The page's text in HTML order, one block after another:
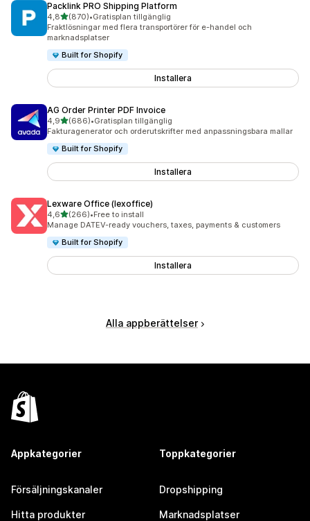
Packlink PRO Shipping Platform
4,8av 5 stjärnor
(870)
870 recensioner totalt
•Gratisplan tillgänglig
Fraktlösningar med flera transportörer för e-handel och
marknadsplatser
Built for Shopify
Installera
AG Order Printer PDF Invoice
4,9av 5 stjärnor
(686)
686 recensioner totalt
•Gratisplan tillgänglig
Fakturagenerator och orderutskrifter med anpassningsbara mallar
Built for Shopify
Installera
Lexware Office (lexoffice)
4,6av 5 stjärnor
(266)
266 recensioner totalt
•Free to install
Manage DATEV-ready vouchers, taxes, payments & customers
Built for Shopify
Installera
Alla appberättelser
Appkategorier
Försäljningskanaler
Hitta produkter
Toppkategorier
Dropshipping
Marknadsplatser